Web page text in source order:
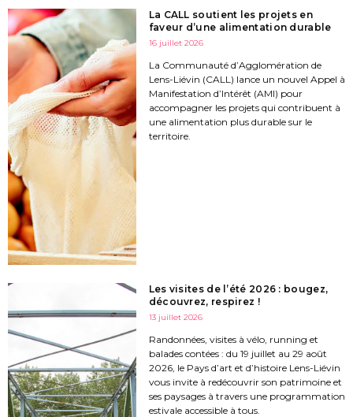
La CALL soutient les projets en
faveur d’une alimentation durable
16 juillet 2026
La Communauté d’Agglomération de
Lens-Liévin (CALL) lance un nouvel Appel à
Manifestation d’Intérêt (AMI) pour
accompagner les projets qui contribuent à
une alimentation plus durable sur le
territoire.
Les visites de l’été 2026 : bougez,
découvrez, respirez !
13 juillet 2026
Randonnées, visites à vélo, running et
balades contées : du 19 juillet au 29 août
2026, le Pays d’art et d’histoire Lens-Liévin
vous invite à redécouvrir son patrimoine et
ses paysages à travers une programmation
estivale accessible à tous.